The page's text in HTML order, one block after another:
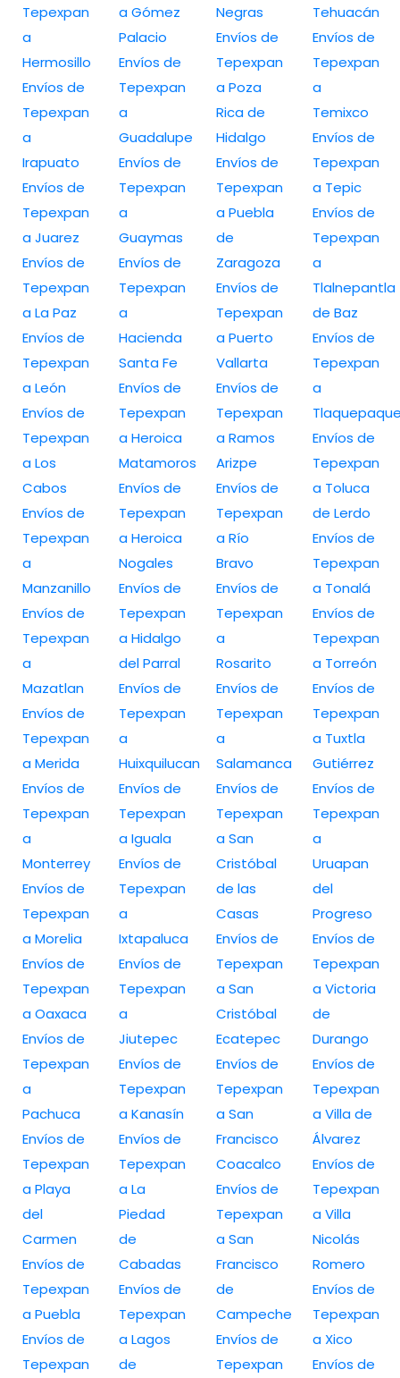
Tepexpan
a
Hermosillo
Envíos de
Tepexpan
a
Irapuato
Envíos de
Tepexpan
a Juarez
Envíos de
Tepexpan
a La Paz
Envíos de
Tepexpan
a León
Envíos de
Tepexpan
a Los
Cabos
Envíos de
Tepexpan
a
Manzanillo
Envíos de
Tepexpan
a
Mazatlan
Envíos de
Tepexpan
a Merida
Envíos de
Tepexpan
a
Monterrey
Envíos de
Tepexpan
a Morelia
Envíos de
Tepexpan
a Oaxaca
Envíos de
Tepexpan
a
Pachuca
Envíos de
Tepexpan
a Playa
del
Carmen
Envíos de
Tepexpan
a Puebla
Envíos de
Tepexpan
a Gómez
Palacio
Envíos de
Tepexpan
a
Guadalupe
Envíos de
Tepexpan
a
Guaymas
Envíos de
Tepexpan
a
Hacienda
Santa Fe
Envíos de
Tepexpan
a Heroica
Matamoros
Envíos de
Tepexpan
a Heroica
Nogales
Envíos de
Tepexpan
a Hidalgo
del Parral
Envíos de
Tepexpan
a
Huixquilucan
Envíos de
Tepexpan
a Iguala
Envíos de
Tepexpan
a
Ixtapaluca
Envíos de
Tepexpan
a
Jiutepec
Envíos de
Tepexpan
a Kanasín
Envíos de
Tepexpan
a La
Piedad
de
Cabadas
Envíos de
Tepexpan
a Lagos
de
Negras
Envíos de
Tepexpan
a Poza
Rica de
Hidalgo
Envíos de
Tepexpan
a Puebla
de
Zaragoza
Envíos de
Tepexpan
a Puerto
Vallarta
Envíos de
Tepexpan
a Ramos
Arizpe
Envíos de
Tepexpan
a Río
Bravo
Envíos de
Tepexpan
a
Rosarito
Envíos de
Tepexpan
a
Salamanca
Envíos de
Tepexpan
a San
Cristóbal
de las
Casas
Envíos de
Tepexpan
a San
Cristóbal
Ecatepec
Envíos de
Tepexpan
a San
Francisco
Coacalco
Envíos de
Tepexpan
a San
Francisco
de
Campeche
Envíos de
Tepexpan
Tehuacán
Envíos de
Tepexpan
a
Temixco
Envíos de
Tepexpan
a Tepic
Envíos de
Tepexpan
a
Tlalnepantla
de Baz
Envíos de
Tepexpan
a
Envíos de
Tepexpan
a Toluca
de Lerdo
Envíos de
Tepexpan
a Tonalá
Envíos de
Tepexpan
a Torreón
Envíos de
Tepexpan
a Tuxtla
Gutiérrez
Envíos de
Tepexpan
a
Uruapan
del
Progreso
Envíos de
Tepexpan
a Victoria
de
Durango
Envíos de
Tepexpan
a Villa de
Álvarez
Envíos de
Tepexpan
a Villa
Nicolás
Romero
Envíos de
Tepexpan
a Xico
Envíos de